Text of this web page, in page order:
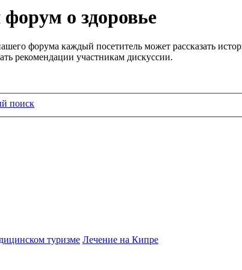
о здоровье
форума каждый посетитель может рассказать
рекомендации участникам дискуссии.
поиск
туризме Лечение на Кипре